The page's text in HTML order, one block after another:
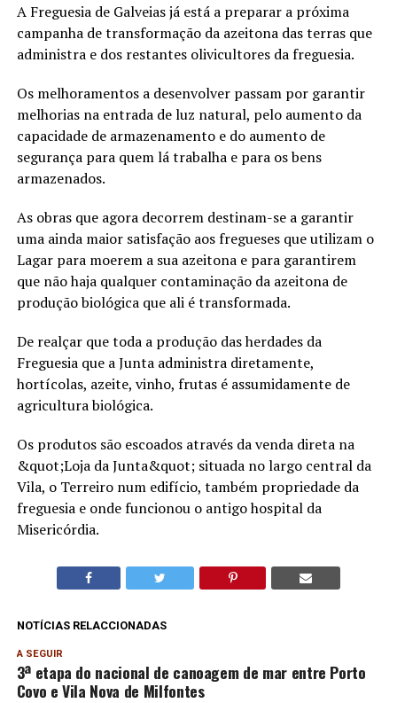
A Freguesia de Galveias já está a preparar a próxima
campanha de transformação da azeitona das terras que
administra e dos restantes olivicultores da freguesia.
Os melhoramentos a desenvolver passam por garantir
melhorias na entrada de luz natural, pelo aumento da
capacidade de armazenamento e do aumento de
segurança para quem lá trabalha e para os bens
armazenados.
As obras que agora decorrem destinam-se a garantir
uma ainda maior satisfação aos fregueses que utilizam o
Lagar para moerem a sua azeitona e para garantirem
que não haja qualquer contaminação da azeitona de
produção biológica que ali é transformada.
De realçar que toda a produção das herdades da
Freguesia que a Junta administra diretamente,
hortícolas, azeite, vinho, frutas é assumidamente de
agricultura biológica.
Os produtos são escoados através da venda direta na
&quot;Loja da Junta&quot; situada no largo central da
Vila, o Terreiro num edifício, também propriedade da
freguesia e onde funcionou o antigo hospital da
Misericórdia.
NOTÍCIAS RELACCIONADAS
A SEGUIR
3ª etapa do nacional de canoagem de mar entre Porto
Covo e Vila Nova de Milfontes